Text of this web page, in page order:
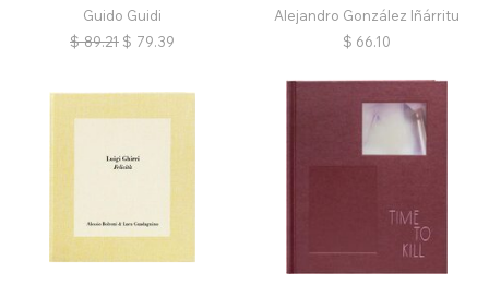
Guido Guidi
$ 89.21 $ 79.39
Alejandro González Iñárritu
$ 66.10